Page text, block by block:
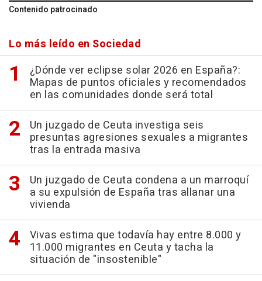
Contenido patrocinado
Lo más leído en Sociedad
¿Dónde ver eclipse solar 2026 en España?:
Mapas de puntos oficiales y recomendados
en las comunidades donde será total
Un juzgado de Ceuta investiga seis
presuntas agresiones sexuales a migrantes
tras la entrada masiva
Un juzgado de Ceuta condena a un marroquí
a su expulsión de España tras allanar una
vivienda
Vivas estima que todavía hay entre 8.000 y
11.000 migrantes en Ceuta y tacha la
situación de "insostenible"